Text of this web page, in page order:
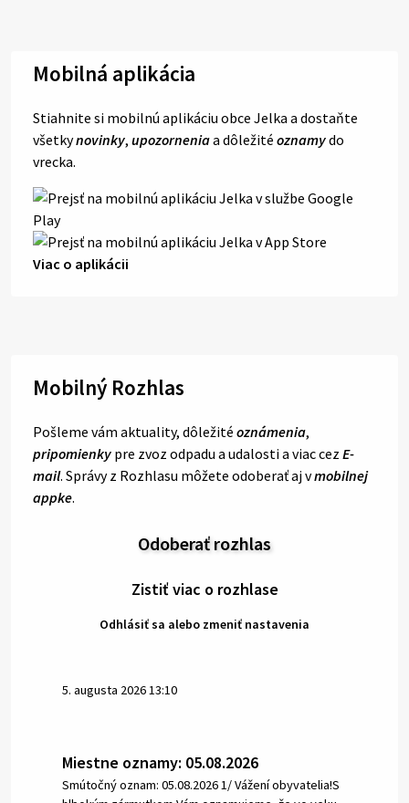
Mobilná aplikácia
Stiahnite si mobilnú aplikáciu obce Jelka a dostaňte
všetkynovinky, upozorneniaa dôležité oznamydo
vrecka.
Viac o aplikácii
Mobilný Rozhlas
Pošleme vám aktuality, dôležité oznámenia,
pripomienky pre zvoz odpadu a udalosti a viac cez E-
mail. Správy z Rozhlasu môžete odoberať aj vmobilnej
appke.
Odoberať rozhlas
Zistiť viac o rozhlase
Odhlásiť sa alebo zmeniť nastavenia
5. augusta 2026 13:10
Miestne oznamy: 05.08.2026
Smútočný oznam: 05.08.2026 1/ Vážení obyvatelia!S